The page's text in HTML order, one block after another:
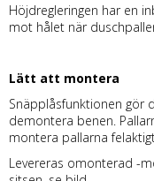
Höjdregleringen har en
mot hålet när
Lätt att montera
Snäpplåsfunktionen gör
demontera benen.
montera pallarna
Levereras omonterad -